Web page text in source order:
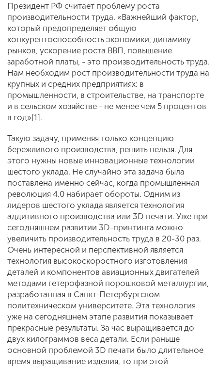
Президент РФ считает проблему роста
производительности труда. «Важнейший фактор,
который предопределяет общую
конкурентоспособность экономики, динамику
рынков, ускорение роста ВВП, повышение
заработной платы, - это производительность труда.
Нам необходим рост производительности труда на
крупных и средних предприятиях: в
промышленности, в строительстве, на транспорте
и в сельском хозяйстве - не менее чем 5 процентов
в год»[1].
Такую задачу, применяя только концепцию
бережливого производства, решить нельзя. Для
этого нужны новые инновационные технологии
шестого уклада. Не случайно эта задача была
поставлена именно сейчас, когда промышленная
революция 4.0 набирает обороты. Одним из
лидеров шестого уклада является технология
аддитивного производства или 3D печати. Уже при
сегодняшнем развитии 3D-принтинга можно
увеличить производительность труда в 20-30 раз.
Очень интересной и перспективной является
технология высокоскоростного изготовления
деталей и компонентов авиационных двигателей
методами гетерофазной порошковой металлургии,
разработанная в Санкт-Петербургском
политехническом университете. Эта технология
уже на сегодняшнем этапе развития показывает
прекрасные результаты. За час выращивается до
двух килограммов веса детали. Если раньше
основной проблемой 3D печати было длительное
время выращивание изделия, то при этой